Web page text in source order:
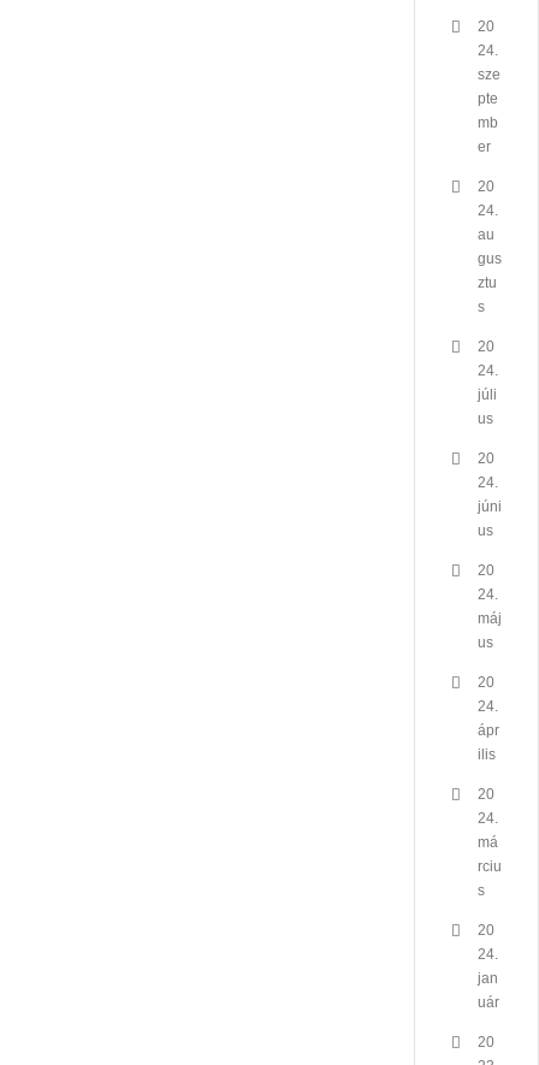
20
24.
sze
pte
mb
er
20
24.
au
gus
ztu
s
20
24.
júli
us
20
24.
júni
us
20
24.
máj
us
20
24.
ápr
ilis
20
24.
má
rciu
s
20
24.
jan
uár
20